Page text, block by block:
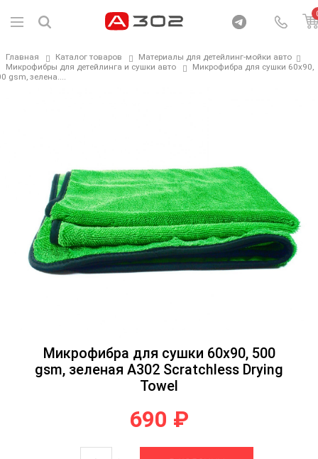
Главная Каталог товаров
Материалы для детейлинг-мойки авто
Микрофибры для детейлинга и сушки авто
Микрофибра для сушки 60х90,
gsm, зелена....
Микрофибра для сушки 60х90, 500
gsm, зеленая A302 Scratchless Drying
Towel
690 ₽